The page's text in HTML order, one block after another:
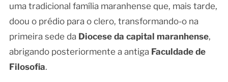
uma tradicional família maranhense que, mais tarde,
doou o prédio para o clero, transformando-o na
primeira sede da Diocese da capital maranhense,
abrigando posteriormente a antiga Faculdade de
Filosofia.